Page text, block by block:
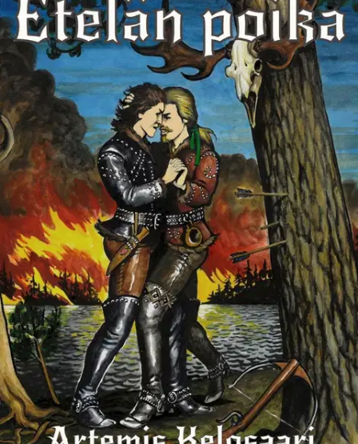
Tuotekuvaus
Maailman ensimmäinen ja ainoa post-apokalyptinen itäsuomalainen
nahkahomofantasiaromaani! Uus-Ruskeesuon asutuskeskuksessa
tiedetään, että muurien ulkopuolella on vain väkivaltaa, tauteja ja
jätettä. Siellä eivät asu muut kuin idän korvenmiehet, jotka
pukeutuvat eläinten nahkoihin ja juovat hermomyrkkyä - ja tekevät
lapsiakin keskenään. Erään pojan sopeutumattomuus saa selityksen,
kun joukko korvenmiehiä saapuu etelään ja yksi heistä ilmoittaa
olevansa hänen toinen isänsä.
Vesireittien takana pojalle aukeaa uusi
maailma. Hänen on opeteltava käyttämään nyrkkejään ja ampumaan
varsijousella sekä mieluiten löydettävä itselleen hyvä aviomies.
Mutta onko mahdollista kerrankin kuunnella omia halujaan, kun
korvenmiessukujen välillä häämöttää sota idän järvien herruudesta?
Etelän poika on vauhdikas, romanttinen, mustalla huumorilla
terästetty seikkailutarina. Karskien korvenmiesten mielenmaisemassa
soi myös haikeita säveliä.
Näytä lisää tuotekuvausta
Ominaisuudet